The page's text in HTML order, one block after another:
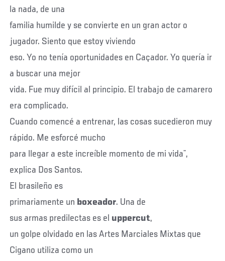
la nada, de una
familia humilde y se convierte en un gran actor o
jugador. Siento que estoy viviendo
eso. Yo no tenía oportunidades en Caçador. Yo quería ir
a buscar una mejor
vida. Fue muy difícil al principio. El trabajo de camarero
era complicado.
Cuando comencé a entrenar, las cosas sucedieron muy
rápido. Me esforcé mucho
para llegar a este increíble momento de mi vida¨,
explica Dos Santos.
El brasileño es
primariamente un boxeador. Una de
sus armas predilectas es el uppercut,
un golpe olvidado en las Artes Marciales Mixtas que
Cigano utiliza como un